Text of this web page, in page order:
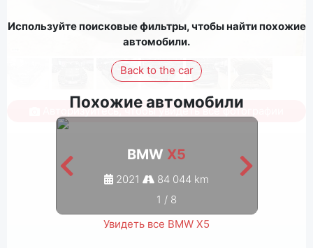
Используйте поисковые фильтры, чтобы найти похожие
автомобили.
Back to the car
Похожие автомобили
BMW X5
2021
84 044 km
1 / 8
Увидеть все BMW X5
Авторизуйтесь, чтобы увидеть все фотографии